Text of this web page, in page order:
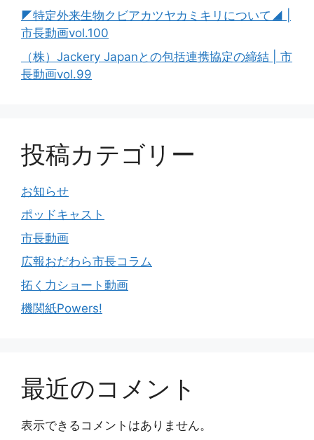
◤特定外来生物クビアカツヤカミキリについて◢ |
市長動画vol.100
（株）Jackery Japanとの包括連携協定の締結 | 市
長動画vol.99
投稿カテゴリー
お知らせ
ポッドキャスト
市長動画
広報おだわら市長コラム
拓く力ショート動画
機関紙Powers!
最近のコメント
表示できるコメントはありません。